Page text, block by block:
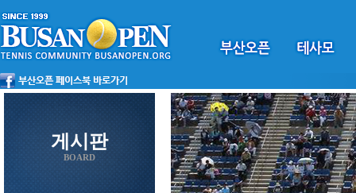
게시판
BOARD